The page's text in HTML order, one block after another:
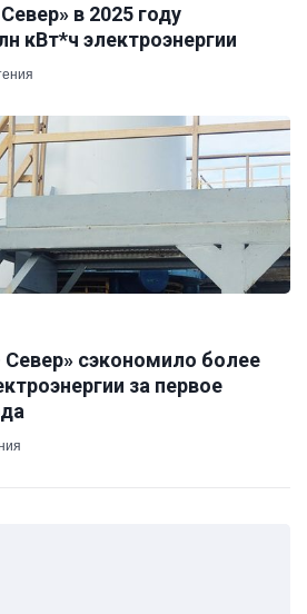
в 2025 году
кВт*ч электроэнергии
сэкономило более
за первое